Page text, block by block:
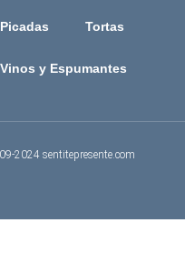
Picadas Tortas
Vinos y Espumantes
2024 sentitepresente.com